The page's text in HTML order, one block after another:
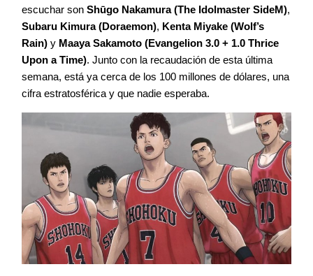
escuchar son Shūgo Nakamura (The Idolmaster SideM),
Subaru Kimura (Doraemon), Kenta Miyake (Wolf’s
Rain) y Maaya Sakamoto (Evangelion 3.0 + 1.0 Thrice
Upon a Time). Junto con la recaudación de esta última
semana, está ya cerca de los 100 millones de dólares, una
cifra estratosférica y que nadie esperaba.